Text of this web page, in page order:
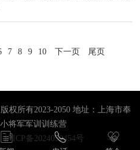
7 8 9 10 下一页 尾页
权所有2023-2050 地址：上海市奉
将军军训训练营
沪ICP备2024059454号